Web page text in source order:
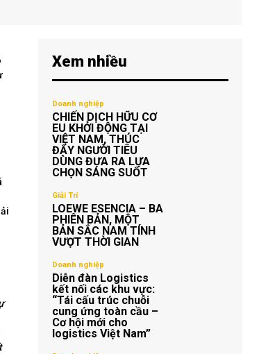
Xem nhiều
Doanh nghiệp
CHIẾN DỊCH HỮU CƠ
EU KHỞI ĐỘNG TẠI
VIỆT NAM, THÚC
ĐẨY NGƯỜI TIÊU
DÙNG ĐƯA RA LỰA
CHỌN SÁNG SUỐT
Giải Trí
LOEWE ESENCIA – BA
PHIÊN BẢN, MỘT
BẢN SẮC NAM TÍNH
VƯỢT THỜI GIAN
Doanh nghiệp
Diễn đàn Logistics
kết nối các khu vực:
“Tái cấu trúc chuỗi
cung ứng toàn cầu –
Cơ hội mới cho
logistics Việt Nam”